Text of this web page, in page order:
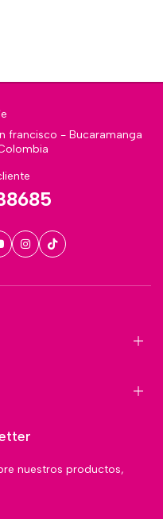
francisco - Bucaramanga
nuestros productos,